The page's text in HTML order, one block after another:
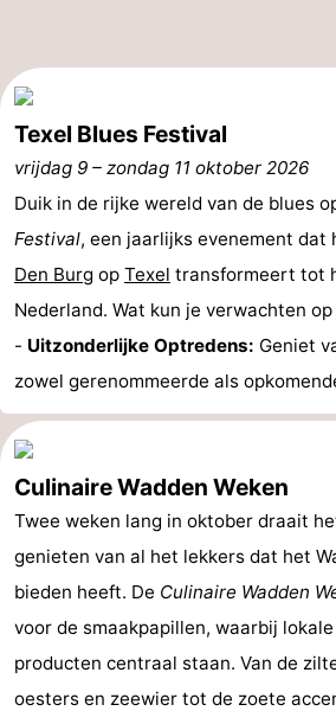
Texel Blues Festival
vrijdag 9 – zondag 11 oktober 2026
Duik in de rijke wereld van de blues
Festival, een jaarlijks evenement
Den Burg op Texel transformeert tot
Nederland. Wat kun je verwachten op
- Uitzonderlijke Optredens: Geniet
zowel gerenommeerde als
Culinaire Wadden Weken
Twee weken lang in oktober draait
genieten van al het lekkers dat het
bieden heeft. De Culinaire Wadden
voor de smaakpapillen, waarbij
producten centraal staan. Van de
oesters en zeewier tot de zoete